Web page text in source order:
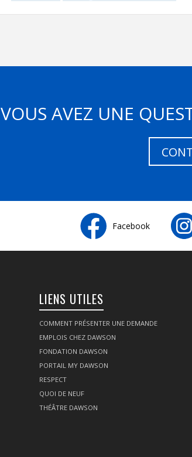
VOUS AVEZ UNE
Facebook
LIENS UTILES
COMMENT PRÉSENTER UNE DEMANDE
EMPLOIS CHEZ DAWSON
FONDATION DAWSON
PORTAIL MY DAWSON
RESPECT
QUOI DE NEUF
THÉÂTRE DAWSON